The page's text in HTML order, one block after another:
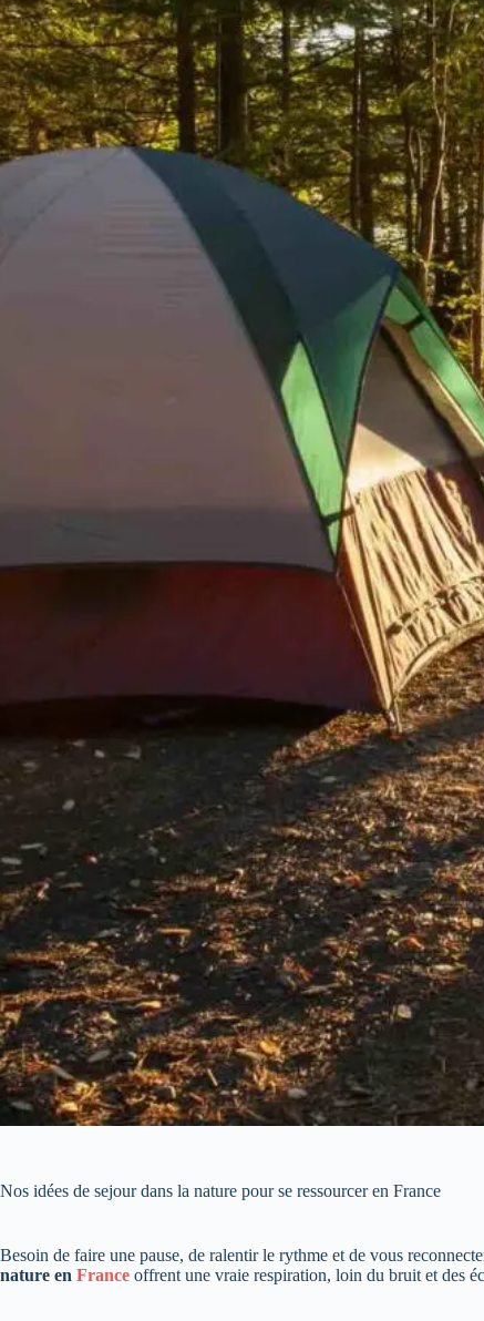
Nos idées de sejour dans la nature pour se ressourcer en France
Besoin de faire une pause, de ralentir le rythme et de vous
nature en France offrent une vraie respiration, loin du bruit et des